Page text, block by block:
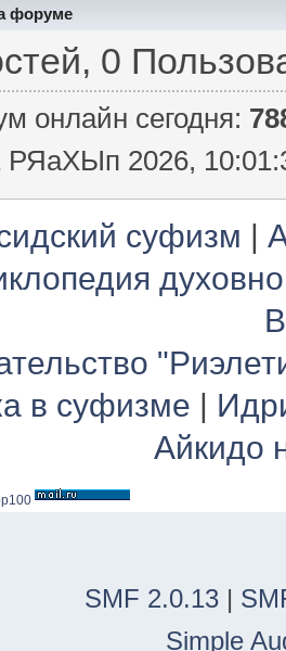
форуме
0
онлайн сегодня:
РЯаХЫп 2026,
суфизм |
в суфизме |
Айкидо
SMF 2.0.13 |
Simple